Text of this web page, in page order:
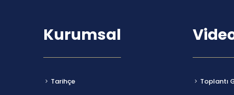
Kurumsal
Tarihçe Toplantı